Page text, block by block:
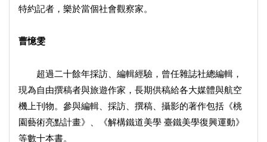
特約記者，樂於當個社會觀察家。
曹憶雯
超過二十餘年採訪、編輯經驗，曾任雜誌社總編輯，
現為自由撰稿者與旅遊作家，長期供稿給各大媒體與航空
機上刊物。參與編輯、採訪、撰稿、攝影的著作包括《桃
園藝術亮點計畫》、《解構鐵道美學 臺鐵美學復興運動》
等數十本書。